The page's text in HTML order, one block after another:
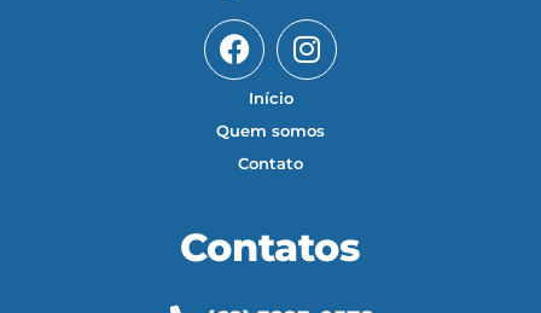
Início
Quem somos
Contato
Contatos